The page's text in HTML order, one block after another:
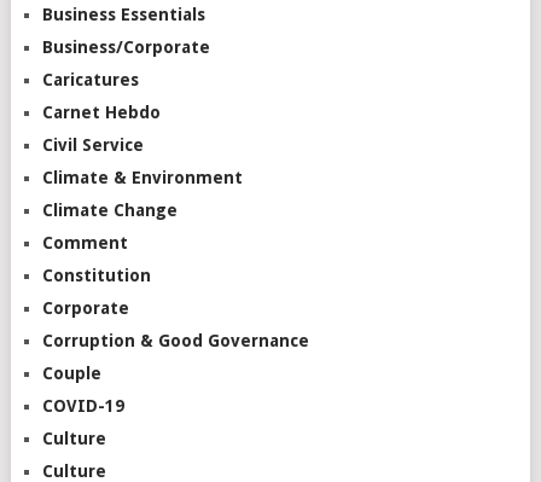
Business Essentials
Business/Corporate
Caricatures
Carnet Hebdo
Civil Service
Climate & Environment
Climate Change
Comment
Constitution
Corporate
Corruption & Good Governance
Couple
COVID-19
Culture
Culture